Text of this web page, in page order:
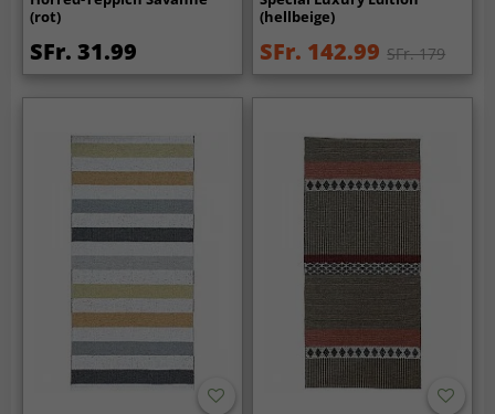
(rot)
SFr. 31.99
(hellbeige)
SFr. 142.99 SFr. 179